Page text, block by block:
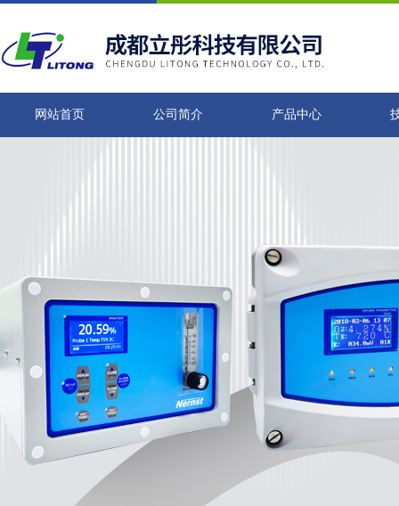
网站首页 公司简介 产品中心